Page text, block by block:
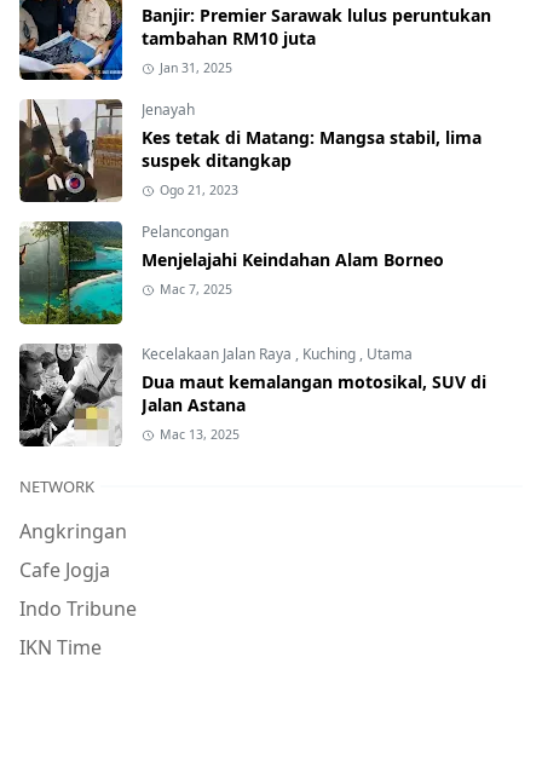
Banjir: Premier Sarawak lulus peruntukan
tambahan RM10 juta
Jan 31, 2025
Jenayah
Kes tetak di Matang: Mangsa stabil, lima
suspek ditangkap
Ogo 21, 2023
Pelancongan
Menjelajahi Keindahan Alam Borneo
Mac 7, 2025
Kecelakaan Jalan Raya , Kuching, Utama
Dua maut kemalangan motosikal, SUV di
Jalan Astana
Mac 13, 2025
NETWORK
Angkringan
Cafe Jogja
Indo Tribune
IKN Time